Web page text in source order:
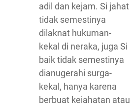
adil dan kejam. Si jahat
tidak semestinya
dilaknat hukuman-
kekal di neraka, juga Si
baik tidak semestinya
dianugerahi surga-
kekal, hanya karena
berbuat kejahatan atau